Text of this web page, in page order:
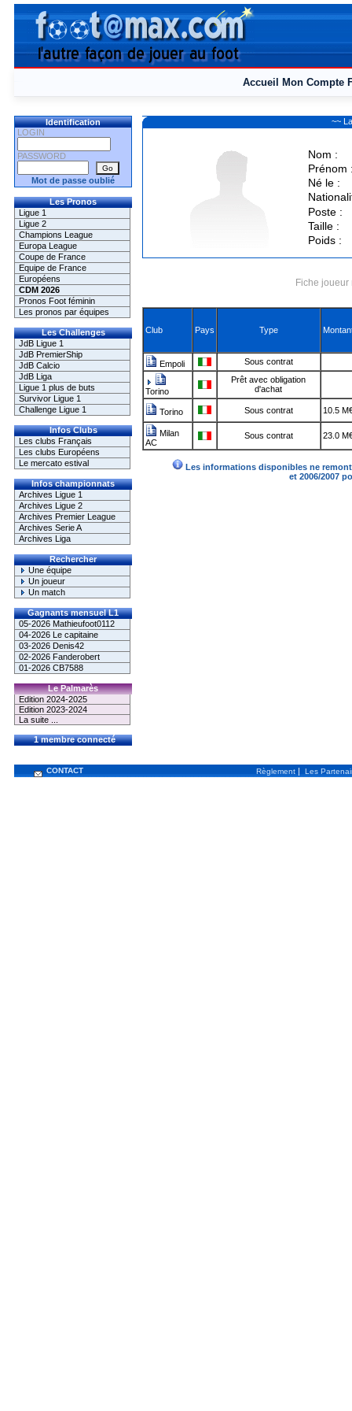
Accueil Mon Compte
Identification
LOGIN
PASSWORD
Mot de passe oublié
Les Pronos
Ligue 1
Ligue 2
Champions League
Europa League
Coupe de France
Equipe de France
Européens
CDM 2026
Pronos Foot féminin
Les pronos par équipes
Les Challenges
JdB Ligue 1
JdB PremierShip
JdB Calcio
JdB Liga
Ligue 1 plus de buts
Survivor Ligue 1
Challenge Ligue 1
Infos Clubs
Les clubs Français
Les clubs Européens
Le mercato estival
Infos championnats
Archives Ligue 1
Archives Ligue 2
Archives Premier League
Archives Serie A
Archives Liga
Rechercher
Une équipe
Un joueur
Un match
Gagnants mensuel L1
05-2026 Mathieufoot0112
04-2026 Le capitaine
03-2026 Denis42
02-2026 Fanderobert
01-2026 CB7588
Le Palmarès
Edition 2024-2025
Edition 2023-2024
La suite ...
1 membre connecté
~~
Nom :
Prénom
Né le :
Poste :
Taille :
Poids :
Fiche
Club Pays Type
Empoli Sous contrat
Torino
Prêt avec obligation
d'achat
Torino Sous contrat 10.5
Milan
AC
Sous contrat 23.0
Les informations disponibles ne
et 2006/2007
CONTACT Règlement | Les